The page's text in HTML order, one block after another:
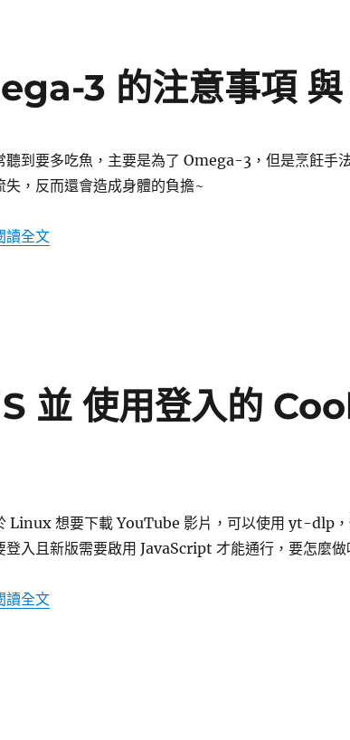
3 的注意事項 與
聽到要多吃魚，主要是為了 Omega-3，但是烹飪手
失，反而還會造成身體的負擔~
讀全文〈煮魚保留 Omega-3 的注意事項 與 魚種建議
並 使用登入的
Linux 想要下載 YouTube 影片，可以使用 yt-dlp，
登入且新版需要啟用 JavaScript 才能通行，要怎麼做
讀全文〈yt-dlp 啟用 JS 並 使用登入的 Cookie 下載影